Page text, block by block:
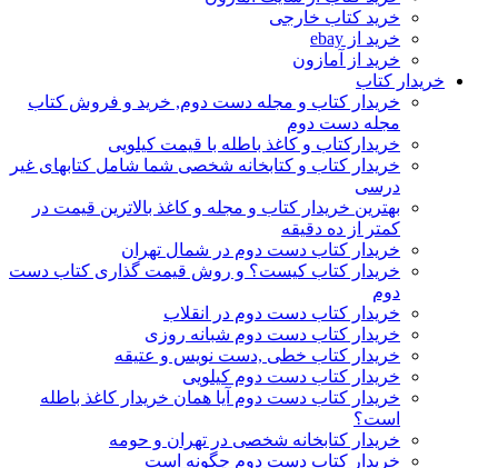
خرید کتاب خارجی
خرید از ebay
خرید از آمازون
خریدار کتاب
خریدار کتاب و مجله دست دوم, خرید و فروش کتاب
مجله دست دوم
خریدارکتاب و کاغذ باطله با قیمت کیلویی
خریدار کتاب و کتابخانه شخصی شما شامل کتابهای غیر
درسی
بهترین خریدار کتاب و مجله و کاغذ بالاترین قیمت در
کمتر از ده دقیقه
خریدار کتاب دست دوم در شمال تهران
خریدار کتاب کیست؟ و روش قیمت گذاری کتاب دست
دوم
خریدار کتاب دست دوم در انقلاب
خریدار کتاب دست دوم شبانه روزی
خریدار کتاب خطی ,دست نویس و عتیقه
خریدار کتاب دست دوم کیلویی
خریدار کتاب دست دوم آیا همان خریدار کاغذ باطله
است؟
خریدار کتابخانه شخصی در تهران و حومه
خریدار کتاب دست دوم چگونه است